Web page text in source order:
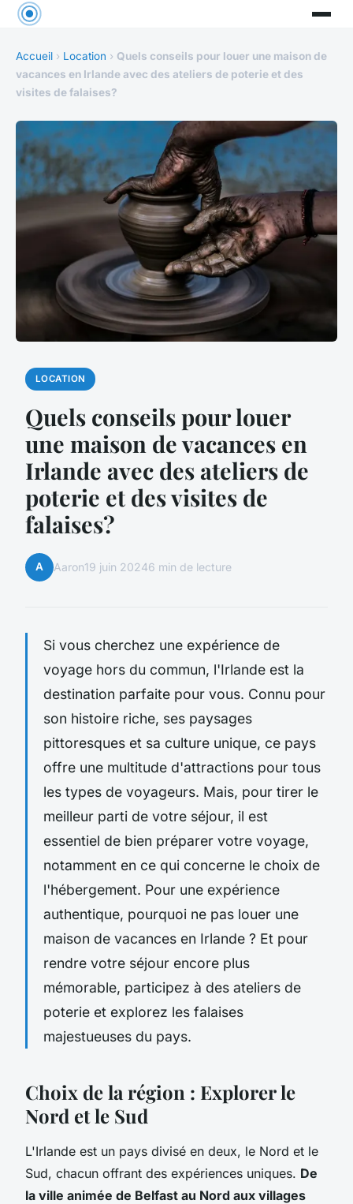
Accueil › Location › Quels conseils pour louer une maison de
vacances en Irlande avec des ateliers de poterie et des
visites de falaises?
LOCATION
Quels conseils pour louer
une maison de vacances en
Irlande avec des ateliers de
poterie et des visites de
falaises?
A Aaron19 juin 20246 min de lecture
Si vous cherchez une expérience de
voyage hors du commun, l'Irlande est la
destination parfaite pour vous. Connu pour
son histoire riche, ses paysages
pittoresques et sa culture unique, ce pays
offre une multitude d'attractions pour tous
les types de voyageurs. Mais, pour tirer le
meilleur parti de votre séjour, il est
essentiel de bien préparer votre voyage,
notamment en ce qui concerne le choix de
l'hébergement. Pour une expérience
authentique, pourquoi ne pas louer une
maison de vacances en Irlande ? Et pour
rendre votre séjour encore plus
mémorable, participez à des ateliers de
poterie et explorez les falaises
majestueuses du pays.
Choix de la région : Explorer le
Nord et le Sud
L'Irlande est un pays divisé en deux, le Nord et le
Sud, chacun offrant des expériences uniques. De
la ville animée de Belfast au Nord aux villages